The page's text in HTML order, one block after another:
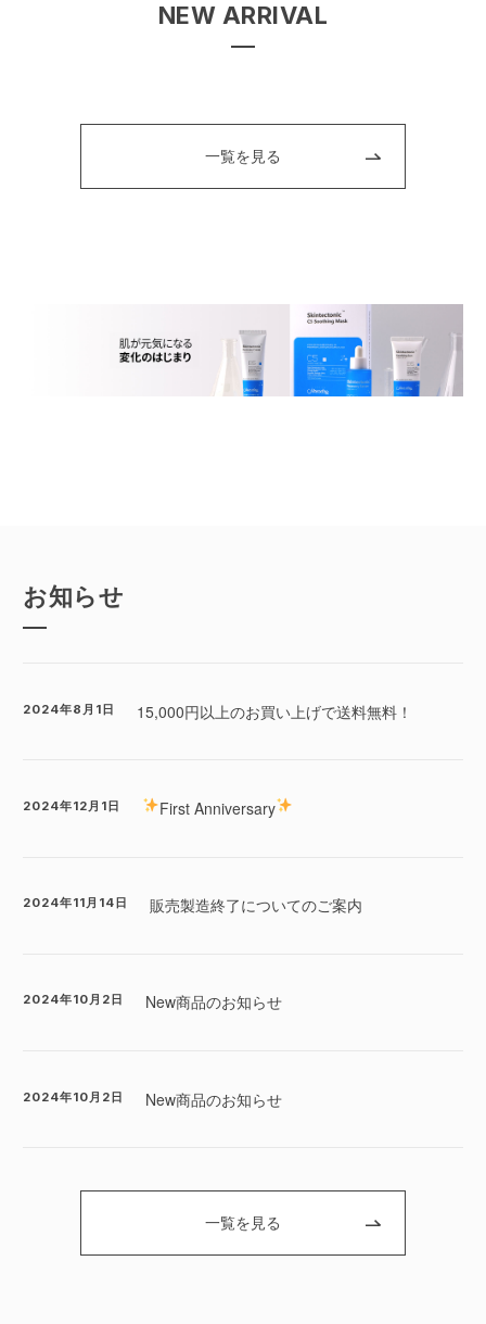
NEW ARRIVAL
一覧を見る
お知らせ
2024年8月1日 15,000円以上のお買い上げで送料無料！
2024年12月1日 First Anniversary
2024年11月14日 販売製造終了についてのご案内
2024年10月2日 New商品のお知らせ
2024年10月2日 New商品のお知らせ
一覧を見る